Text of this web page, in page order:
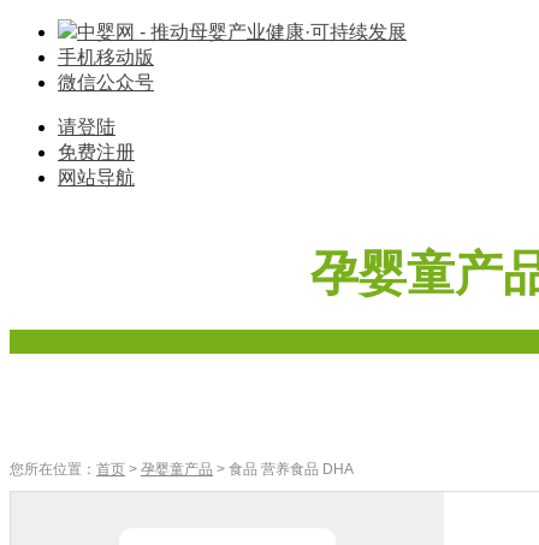
中婴网 - 推动母婴产业健康·可持续发展
手机移动版
微信公众号
请登陆
免费注册
网站导航
孕婴童产
您所在位置： 首页 > 孕婴童产品 > 食品 营养食品 DHA